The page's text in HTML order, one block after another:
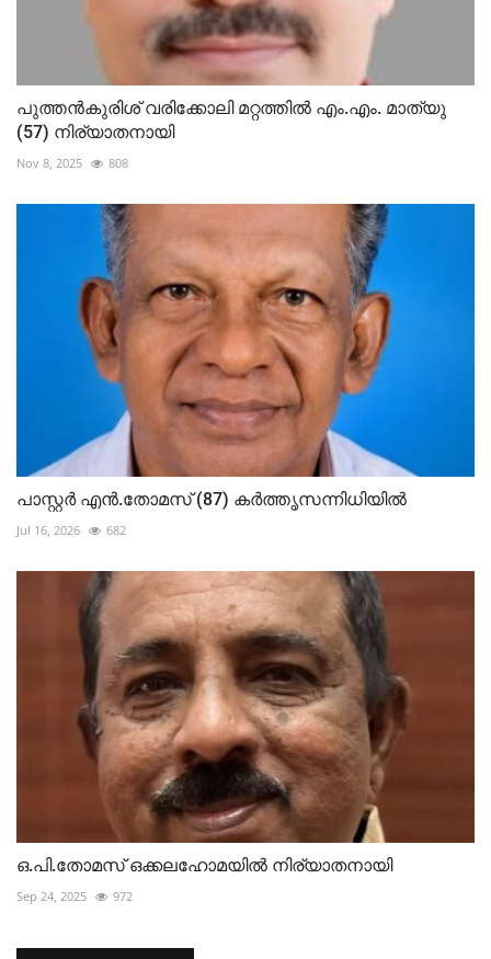
പുത്തൻകുരിശ് വരിക്കോലി മറ്റത്തില്‍ എം.എം. മാത്യു
(57) നിര്യാതനായി
Nov 8, 2025 808
പാസ്റ്റർ എൻ.തോമസ് (87) കർത്തൃസന്നിധിയിൽ
Jul 16, 2026 682
ഒ.പി.തോമസ് ഒക്കലഹോമയിൽ നിര്യാതനായി
Sep 24, 2025 972